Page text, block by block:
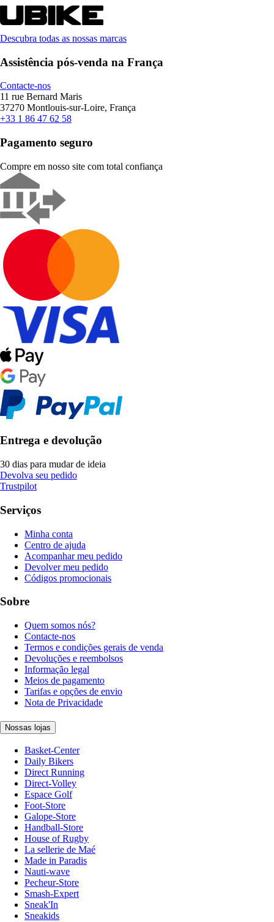
Descubra todas as nossas marcas
Assistência pós-venda na França
Contacte-nos
11 rue Bernard Maris
37270 Montlouis-sur-Loire, França
+33 1 86 47 62 58
Pagamento seguro
Compre em nosso site com total confiança
Entrega e devolução
30 dias para mudar de ideia
Devolva seu pedido
Trustpilot
Serviços
Minha conta
Centro de ajuda
Acompanhar meu pedido
Devolver meu pedido
Códigos promocionais
Sobre
Quem somos nós?
Contacte-nos
Termos e condições gerais de venda
Devoluções e reembolsos
Informação legal
Meios de pagamento
Tarifas e opções de envio
Nota de Privacidade
Nossas lojas
Basket-Center
Daily Bikers
Direct Running
Direct-Volley
Espace Golf
Foot-Store
Galope-Store
Handball-Store
House of Rugby
La sellerie de Maé
Made in Paradis
Nauti-wave
Pecheur-Store
Smash-Expert
Sneak'In
Sneakids